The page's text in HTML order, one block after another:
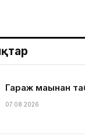
Гараж маңынан
07.08.2026